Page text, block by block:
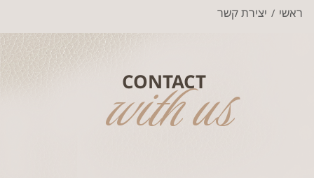
ראשי / יצירת קשר
CONTACT
with us